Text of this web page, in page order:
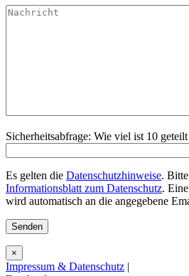
Sicherheitsabfrage: Wie viel ist 10
Es gelten die Datenschutzhinweise.
Informationsblatt zum Datenschutz.
wird automatisch an die angegebene
×
Impressum & Datenschutz |